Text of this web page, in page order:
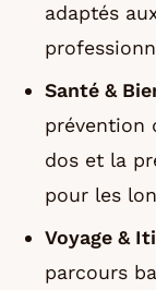
adaptés
Santé &
prévention
dos et la
pour les
Voyage &
parcours